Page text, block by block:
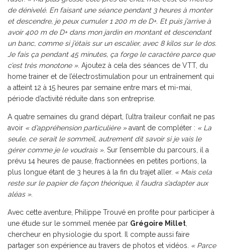
de dénivelé. En faisant une séance pendant 3 heures à monter
et descendre, je peux cumuler 1 200 m de D+. Et puis j’arrive à
avoir 400 m de D+ dans mon jardin en montant et descendant
un banc, comme si j’étais sur un escalier, avec 8 kilos sur le dos.
Je fais ça pendant 45 minutes, ça forge le caractère parce que
c’est très monotone ». Ajoutez à cela des séances de VTT, du
home trainer et de l’électrostimulation pour un entraînement qui
a atteint 12 à 15 heures par semaine entre mars et mi-mai,
période d’activité réduite dans son entreprise.
A quatre semaines du grand départ, l’ultra traileur confiait ne pas
avoir « d’appréhension particulière »avant de compléter : « La
seule, ce serait le sommeil, autrement dit savoir si je vais le
gérer comme je le voudrais ». Sur l’ensemble du parcours, il a
prévu 14 heures de pause, fractionnées en petites portions, la
plus longue étant de 3 heures à la fin du trajet aller. « Mais cela
reste sur le papier de façon théorique, il faudra s’adapter aux
aléas ».
Avec cette aventure, Philippe Trouvé en profite pour participer à
une étude sur le sommeil menée par Grégoire Millet
chercheur en physiologie du sport. Il compte aussi faire
partager son expérience au travers de photos et vidéos. « Parce